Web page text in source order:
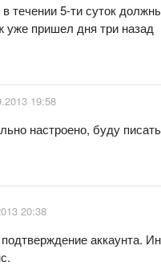
течении 5-ти суток
уже пришел дня три назад
19:58
настроено, буду
20:38
аккаунта.